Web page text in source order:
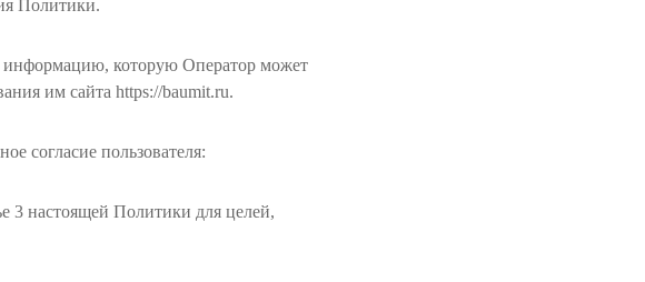
Политики.
информацию, которую Оператор может
им сайта https://baumit.ru.
согласие пользователя:
3 настоящей Политики для целей,